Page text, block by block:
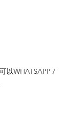
以WHATSAPP /